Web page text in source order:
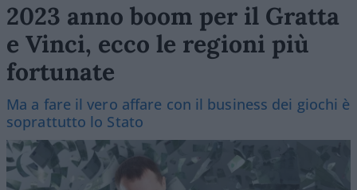
2023 anno boom per il Gratta
e Vinci, ecco le regioni più
fortunate
Ma a fare il vero affare con il business dei giochi è
soprattutto lo Stato